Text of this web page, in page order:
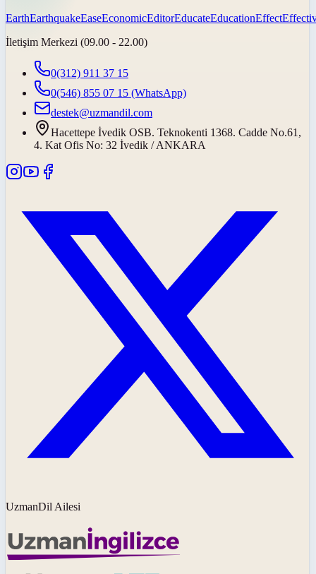
EarthEarthquakeEaseEconomicEditorEducateEducationEffect
İletişim Merkezi (09.00 - 22.00)
0(312) 911 37 15
0(546) 855 07 15 (WhatsApp)
destek@uzmandil.com
Hacettepe İvedik OSB. Teknokenti 1368. Cadde No.61,
4. Kat Ofis No: 32 İvedik / ANKARA
UzmanDil Ailesi